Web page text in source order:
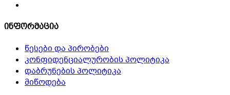
ინფორმაცია
წესები და პირობები
კონფიდენციალურობის პოლიტიკა
დაბრუნების პოლიტიკა
მიწოდება